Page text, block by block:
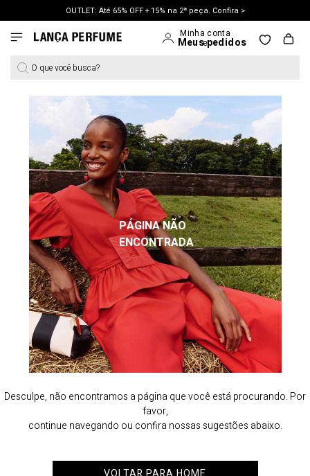
OUTLET: Até 65% OFF + 15% na 2ª peça. Confira >
LANÇAMENTO PRIMAVERA 27. Clique e aproveite.
O que você busca?
PÁGINA NÃO
ENCONTRADA
Desculpe, não encontramos a página que você está procurando. Por
favor,
continue navegando ou confira nossas sugestões abaixo.